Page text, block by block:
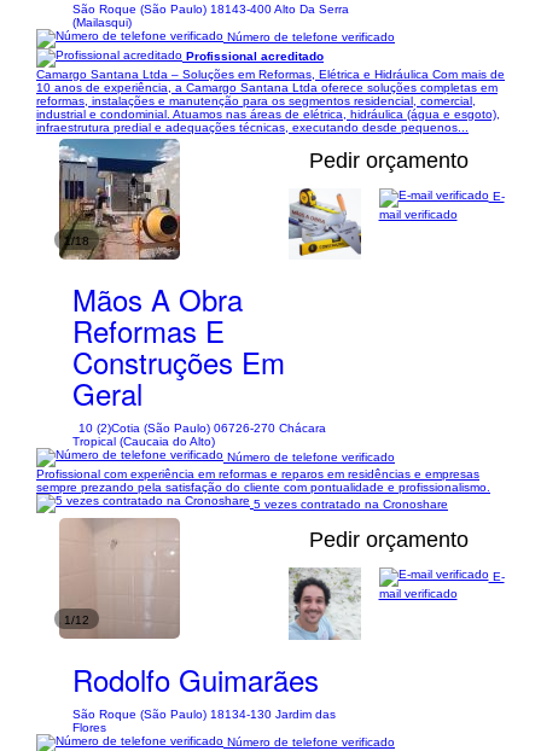
São Roque (São Paulo) 18143-400 Alto Da Serra
(Mailasqui)
Número de telefone verificado
Profissional acreditado
Camargo Santana Ltda – Soluções em Reformas, Elétrica e Hidráulica Com mais de
10 anos de experiência, a Camargo Santana Ltda oferece soluções completas em
reformas, instalações e manutenção para os segmentos residencial, comercial,
industrial e condominial. Atuamos nas áreas de elétrica, hidráulica (água e esgoto),
infraestrutura predial e adequações técnicas, executando desde pequenos...
1/18
Pedir orçamento
Mãos A Obra
Reformas E
Construções Em
Geral
10 (2)Cotia (São Paulo) 06726-270 Chácara
Tropical (Caucaia do Alto)
E-
mail verificado
Número de telefone verificado
Profissional com experiência em reformas e reparos em residências e empresas
sempre prezando pela satisfação do cliente com pontualidade e profissionalismo.
5 vezes contratado na Cronoshare
1/12
Pedir orçamento
Rodolfo Guimarães
São Roque (São Paulo) 18134-130 Jardim das
Flores
E-
mail verificado
Número de telefone verificado